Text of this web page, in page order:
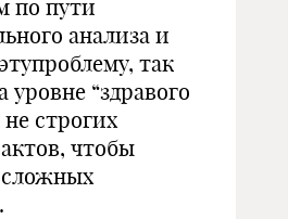
по пути
анализа и
так
уровне “здравого
не строгих
чтобы